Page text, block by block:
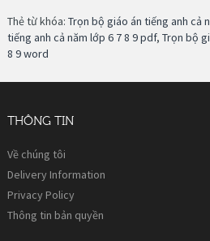
Thẻ từ khóa: Trọn bộ giáo án tiếng anh cả
tiếng anh cả năm lớp 6 7 8 9 pdf, Trọn bộ
8 9 word
THÔNG TIN
Về chúng tôi
Delivery Information
Privacy Policy
Thông tin bản quyền